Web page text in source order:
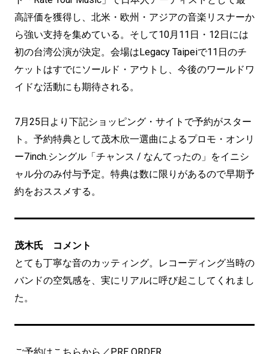
高評価を獲得し、北米・欧州・アジアの音楽リスナーか
ら強い支持を集めている。そして10月11日・12日には
初の台湾公演が決定。会場はLegacy Taipeiで11日のチ
ケットはすでにソールド・アウトし、今後のワールドワ
イドな活動にも期待される。
7月25日より下記ショッピング・サイトで予約がスター
ト。予約特典として茂木欣一選曲によるプロモ・オンリ
ー7inch.シングル「チャンス / なんてったの」をイニシ
ャル分のみ付与予定。特典は数に限りがあるので早期予
約をおススメする。
茂木氏 コメント
とても丁寧な音のカッティング。レコーディング当時の
バンドの空気感を、実にリアルに呼び起こしてくれまし
た。